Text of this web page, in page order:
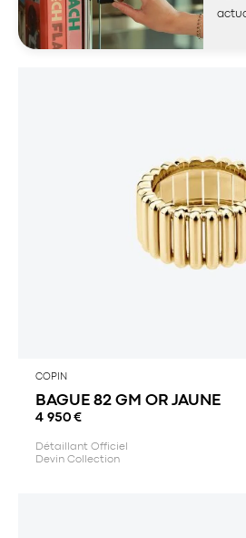
COPIN
BAGUE 82 GM OR JAUNE
4 950 €
Détaillant Officiel
Devin Collection